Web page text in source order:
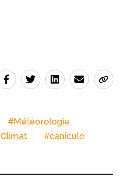
#Météorologie
Climat #canicule